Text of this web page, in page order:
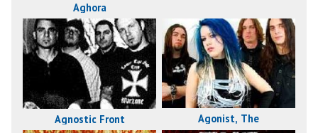
Aghora
Agnostic Front Agonist, The